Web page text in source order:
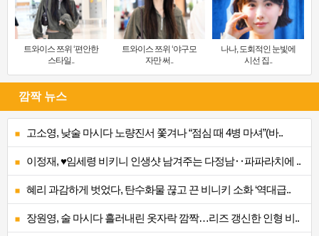
트와이스 쯔위 ‘편안한
스타일..
트와이스 쯔위 ‘야구모
자만 써..
나나, 도회적인 눈빛에
시선 집..
깜짝 뉴스
고소영, 낮술 마시다 노량진서 쫓겨나 “점심 때 4병 마셔”(바..
이정재, ♥임세령 비키니 인생샷 남겨주는 다정남‥파파라치에 ..
혜리 과감하게 벗었다, 탄수화물 끊고 끈 비니키 소화 ‘역대급..
장원영, 술 마시다 흘러내린 옷자락 깜짝…리즈 갱신한 인형 비..